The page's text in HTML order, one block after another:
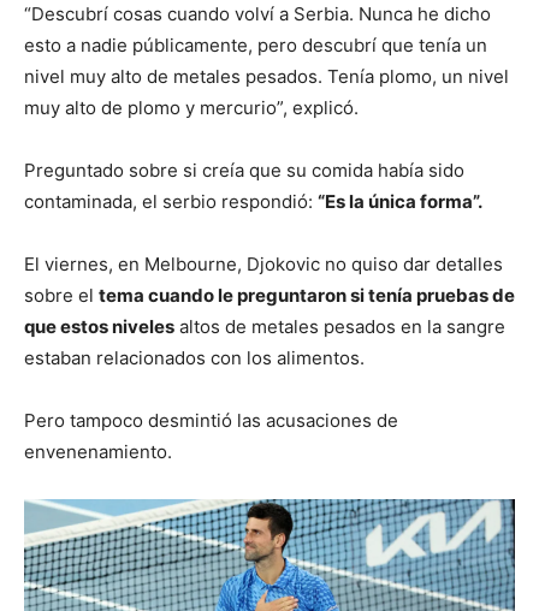
“Descubrí cosas cuando volví a Serbia. Nunca he dicho
esto a nadie públicamente, pero descubrí que tenía un
nivel muy alto de metales pesados. Tenía plomo, un nivel
muy alto de plomo y mercurio”, explicó.
Preguntado sobre si creía que su comida había sido
contaminada, el serbio respondió: “Es la única forma”.
El viernes, en Melbourne, Djokovic no quiso dar detalles
sobre el tema cuando le preguntaron si tenía pruebas de
que estos niveles altos de metales pesados en la sangre
estaban relacionados con los alimentos.
Pero tampoco desmintió las acusaciones de
envenenamiento.